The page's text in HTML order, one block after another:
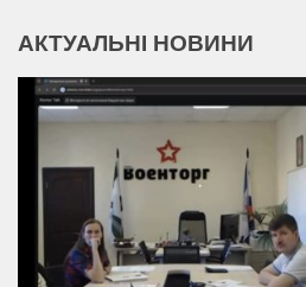
АКТУАЛЬНІ НОВИНИ